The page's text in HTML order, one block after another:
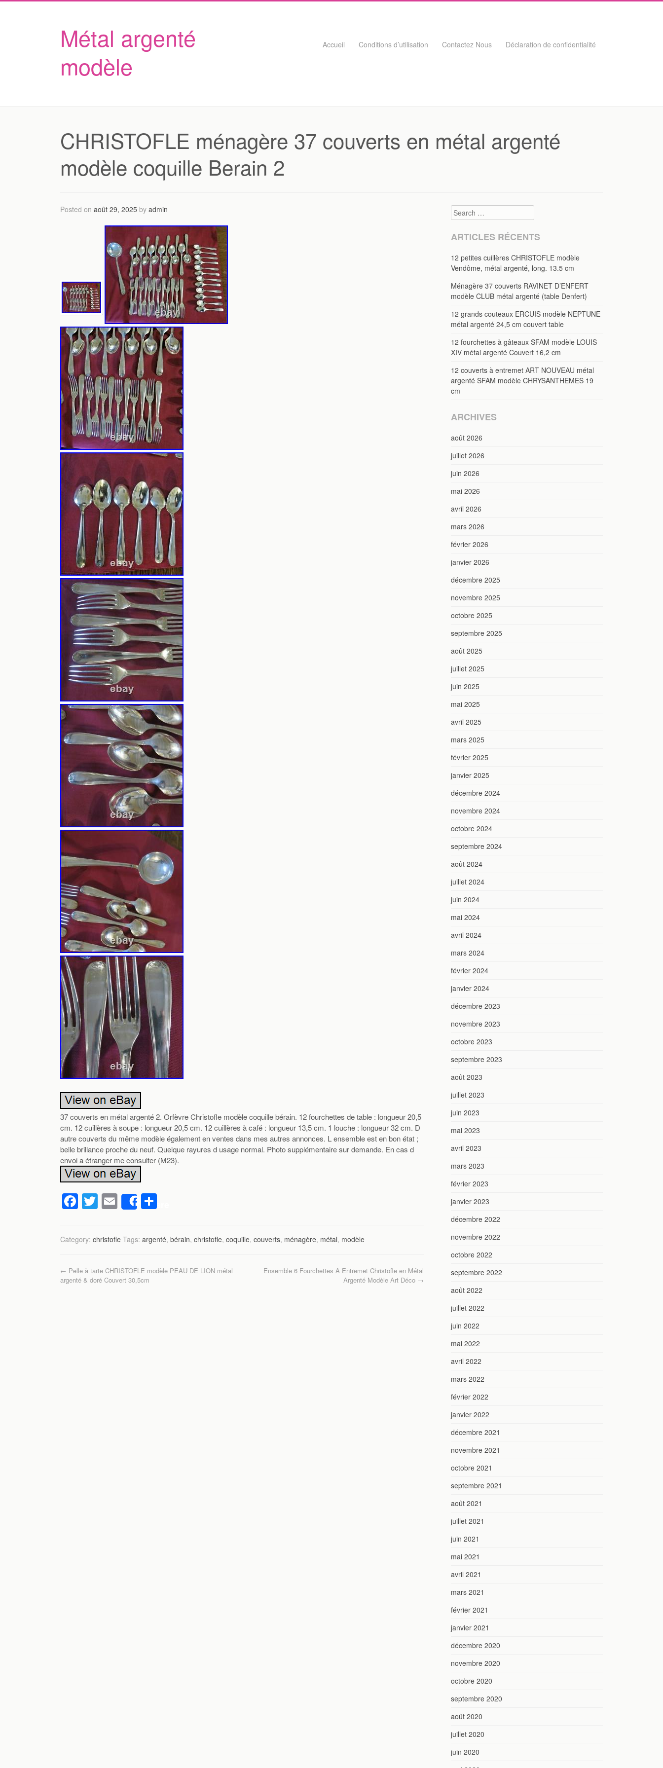
Métal argenté
modèle
Skip to content
Accueil Conditions d’utilisation Contactez Nous Déclaration de confidentialité
CHRISTOFLE ménagère 37 couverts en métal argenté
modèle coquille Berain 2
Posted on août 29, 2025 by admin
37 couverts en métal argenté 2. Orfèvre Christofle modèle coquille bérain. 12 fourchettes de table : longueur 20,5
cm. 12 cuillères à soupe : longueur 20,5 cm. 12 cuillères à café : longueur 13,5 cm. 1 louche : longueur 32 cm. D
autre couverts du même modèle également en ventes dans mes autres annonces. L ensemble est en bon état ;
belle brillance proche du neuf. Quelque rayures d usage normal. Photo supplémentaire sur demande. En cas d
envoi a étranger me consulter (M23).
F
c
e
b
o
T
tt
er
E
m
ail
Share
ta
g
er
Category: christofle Tags: argenté, bérain, christofle, coquille, couverts, ménagère, métal, modèle
Post navigation
← Pelle à tarte CHRISTOFLE modèle PEAU DE LION métal
argenté & doré Couvert 30,5cm
Ensemble 6 Fourchettes A Entremet Christofle en Métal
Argenté Modèle Art Déco →
Search
ARTICLES RÉCENTS
12 petites cuillères CHRISTOFLE modèle
Vendôme, métal argenté, long. 13.5 cm
Ménagère 37 couverts RAVINET D’ENFERT
modèle CLUB métal argenté (table Denfert)
12 grands couteaux ERCUIS modèle NEPTUNE
métal argenté 24,5 cm couvert table
12 fourchettes à gâteaux SFAM modèle LOUIS
XIV métal argenté Couvert 16,2 cm
12 couverts à entremet ART NOUVEAU métal
argenté SFAM modèle CHRYSANTHEMES 19
cm
ARCHIVES
août 2026
juillet 2026
juin 2026
mai 2026
avril 2026
mars 2026
février 2026
janvier 2026
décembre 2025
novembre 2025
octobre 2025
septembre 2025
août 2025
juillet 2025
juin 2025
mai 2025
avril 2025
mars 2025
février 2025
janvier 2025
décembre 2024
novembre 2024
octobre 2024
septembre 2024
août 2024
juillet 2024
juin 2024
mai 2024
avril 2024
mars 2024
février 2024
janvier 2024
décembre 2023
novembre 2023
octobre 2023
septembre 2023
août 2023
juillet 2023
juin 2023
mai 2023
avril 2023
mars 2023
février 2023
janvier 2023
décembre 2022
novembre 2022
octobre 2022
septembre 2022
août 2022
juillet 2022
juin 2022
mai 2022
avril 2022
mars 2022
février 2022
janvier 2022
décembre 2021
novembre 2021
octobre 2021
septembre 2021
août 2021
juillet 2021
juin 2021
mai 2021
avril 2021
mars 2021
février 2021
janvier 2021
décembre 2020
novembre 2020
octobre 2020
septembre 2020
août 2020
juillet 2020
juin 2020